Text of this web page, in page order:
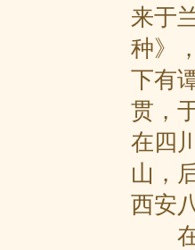
来于
种》
下有
贯，
在四
山，
西安
在